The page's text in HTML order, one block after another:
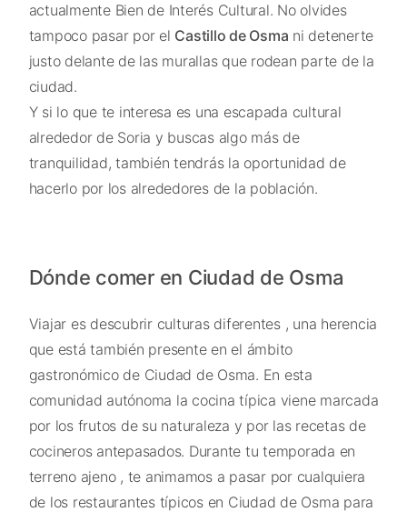
actualmente Bien de Interés Cultural. No olvides
tampoco pasar por el Castillo de Osma ni detenerte
justo delante de las murallas que rodean parte de la
ciudad.
Y si lo que te interesa es una escapada cultural
alrededor de Soria y buscas algo más de
tranquilidad, también tendrás la oportunidad de
hacerlo por los alrededores de la población.
Dónde comer en Ciudad de Osma
Viajar es descubrir culturas diferentes , una herencia
que está también presente en el ámbito
gastronómico de Ciudad de Osma. En esta
comunidad autónoma la cocina típica viene marcada
por los frutos de su naturaleza y por las recetas de
cocineros antepasados. Durante tu temporada en
terreno ajeno , te animamos a pasar por cualquiera
de los restaurantes típicos en Ciudad de Osma para